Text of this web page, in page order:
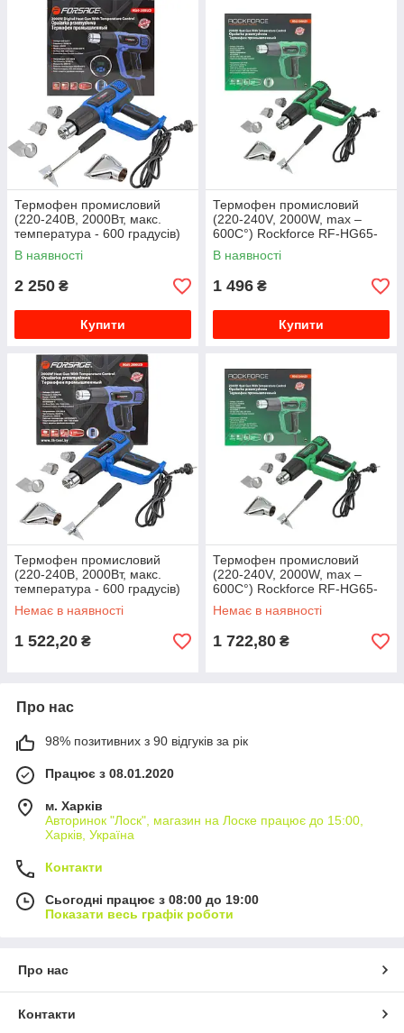
Термофен промисловий
(220-240В, 2000Вт, макс.
температура - 600 градусів)
Forsage F-HG60-2000LCD
В наявності
2 250 ₴
Купити
Термофен промисловий
(220-240V, 2000W, max –
600С°) Rockforce RF-HG65-
2000LED
В наявності
1 496 ₴
Купити
Термофен промисловий
(220-240В, 2000Вт, макс.
температура - 600 градусів)
FORSAGE F-HG65-2000LED
Немає в наявності
1 522,20 ₴
Термофен промисловий
(220-240V, 2000W, max –
600С°) Rockforce RF-HG65-
2000LED
Немає в наявності
1 722,80 ₴
Про нас
98% позитивних з 90 відгуків за рік
Працює з 08.01.2020
м. Харків
Авторинок "Лоск", магазин на Лоске працює до 15:00,
Харків, Україна
Контакти
Сьогодні працює з 08:00 до 19:00
Показати весь графік роботи
Про нас
Контакти